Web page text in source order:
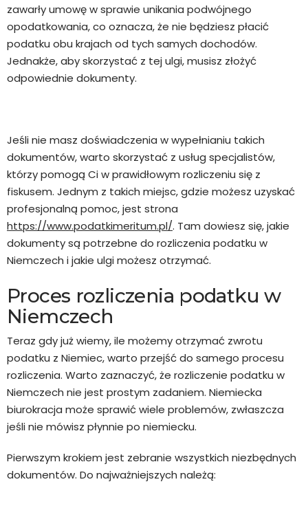
zawarły umowę w sprawie unikania podwójnego
opodatkowania, co oznacza, że nie będziesz płacić
podatku obu krajach od tych samych dochodów.
Jednakże, aby skorzystać z tej ulgi, musisz złożyć
odpowiednie dokumenty.
Jeśli nie masz doświadczenia w wypełnianiu takich
dokumentów, warto skorzystać z usług specjalistów,
którzy pomogą Ci w prawidłowym rozliczeniu się z
fiskusem. Jednym z takich miejsc, gdzie możesz uzyskać
profesjonalną pomoc, jest strona
https://www.podatkimeritum.pl/. Tam dowiesz się, jakie
dokumenty są potrzebne do rozliczenia podatku w
Niemczech i jakie ulgi możesz otrzymać.
Proces rozliczenia podatku w
Niemczech
Teraz gdy już wiemy, ile możemy otrzymać zwrotu
podatku z Niemiec, warto przejść do samego procesu
rozliczenia. Warto zaznaczyć, że rozliczenie podatku w
Niemczech nie jest prostym zadaniem. Niemiecka
biurokracja może sprawić wiele problemów, zwłaszcza
jeśli nie mówisz płynnie po niemiecku.
Pierwszym krokiem jest zebranie wszystkich niezbędnych
dokumentów. Do najważniejszych należą: